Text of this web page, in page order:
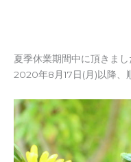
夏季休業期間中に頂きま
2020年8月17日(月)以降、